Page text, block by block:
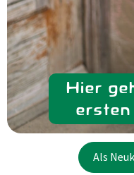
Hier
ersten
Als